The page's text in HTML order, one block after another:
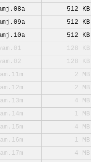
512 KB
512 KB
512 KB
128 KB
128 KB
2 MB
2 MB
4 MB
1 MB
4 MB
1 MB
4 MB